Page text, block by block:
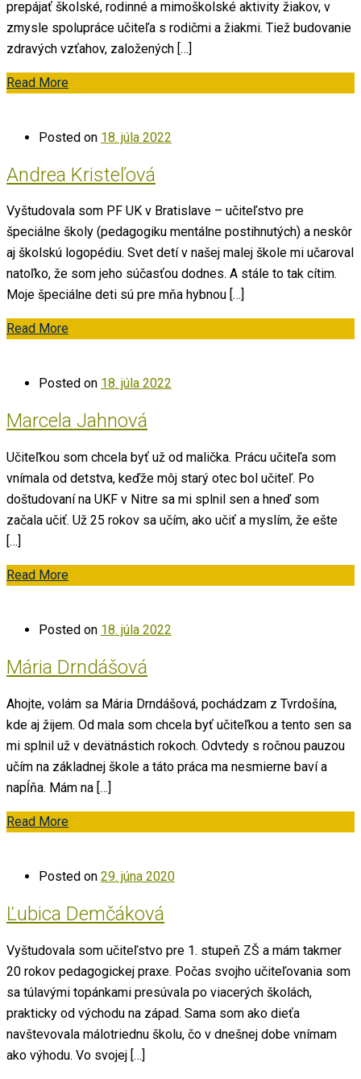
prepájať školské, rodinné a mimoškolské aktivity žiakov, v
zmysle spolupráce učiteľa s rodičmi a žiakmi. Tiež budovanie
zdravých vzťahov, založených […]
Read More
Posted on 18. júla 2022
Andrea Kristeľová
Vyštudovala som PF UK v Bratislave – učiteľstvo pre
špeciálne školy (pedagogiku mentálne postihnutých) a neskôr
aj školskú logopédiu. Svet detí v našej malej škole mi učaroval
natoľko, že som jeho súčasťou dodnes. A stále to tak cítim.
Moje špeciálne deti sú pre mňa hybnou […]
Read More
Posted on 18. júla 2022
Marcela Jahnová
Učiteľkou som chcela byť už od malička. Prácu učiteľa som
vnímala od detstva, keďže môj starý otec bol učiteľ. Po
doštudovaní na UKF v Nitre sa mi splnil sen a hneď som
začala učiť. Už 25 rokov sa učím, ako učiť a myslím, že ešte
[…]
Read More
Posted on 18. júla 2022
Mária Drndášová
Ahojte, volám sa Mária Drndášová, pochádzam z Tvrdošína,
kde aj žijem. Od mala som chcela byť učiteľkou a tento sen sa
mi splnil už v devätnástich rokoch. Odvtedy s ročnou pauzou
učím na základnej škole a táto práca ma nesmierne baví a
napĺňa. Mám na […]
Read More
Posted on 29. júna 2020
Ľubica Demčáková
Vyštudovala som učiteľstvo pre 1. stupeň ZŠ a mám takmer
20 rokov pedagogickej praxe. Počas svojho učiteľovania som
sa túlavými topánkami presúvala po viacerých školách,
prakticky od východu na západ. Sama som ako dieťa
navštevovala málotriednu školu, čo v dnešnej dobe vnímam
ako výhodu. Vo svojej […]